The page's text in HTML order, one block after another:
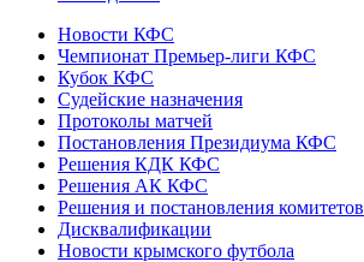
Новости КФС
Чемпионат Премьер-лиги КФС
Кубок КФС
Судейские назначения
Протоколы матчей
Постановления Президиума КФС
Решения КДК КФС
Решения АК КФС
Решения и постановления комитетов
Дисквалификации
Новости крымского футбола